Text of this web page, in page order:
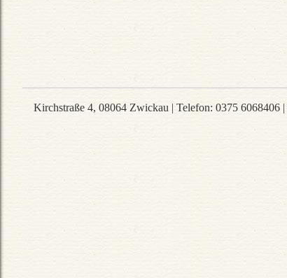
Kirchstraße 4, 08064 Zwickau | Telefon: 0375 6068406 |